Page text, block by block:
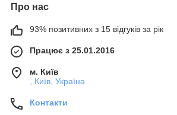
Про нас
93% позитивних з 15 відгуків за рік
Працює з 25.01.2016
м. Київ
, Київ, Україна
Контакти